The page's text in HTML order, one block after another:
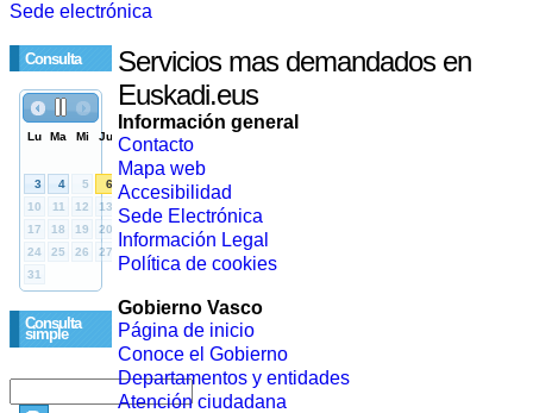
Sede electrónica
Consulta
Consulta
simple
Servicios mas demandados en
Euskadi.eus
Información general
Contacto
Mapa web
Accesibilidad
Sede Electrónica
Información Legal
Política de cookies
Gobierno Vasco
Página de inicio
Conoce el Gobierno
Departamentos y entidades
Atención ciudadana